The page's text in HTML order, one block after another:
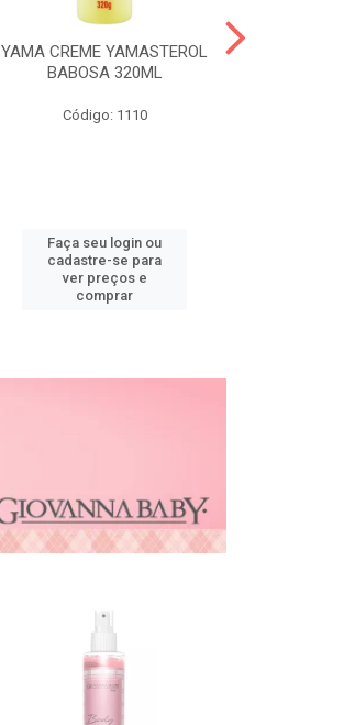
YAMA CREME YAMASTEROL
BABOSA 320ML
Código: 1110
Faça seu login ou
cadastre-se para
ver preços e
comprar